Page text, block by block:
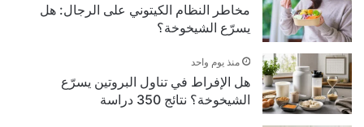
مخاطر النظام الكيتوني على الرجال: هل
يسرّع الشيخوخة؟
منذ يوم واحد
هل الإفراط في تناول البروتين يسرّع
الشيخوخة؟ نتائج 350 دراسة